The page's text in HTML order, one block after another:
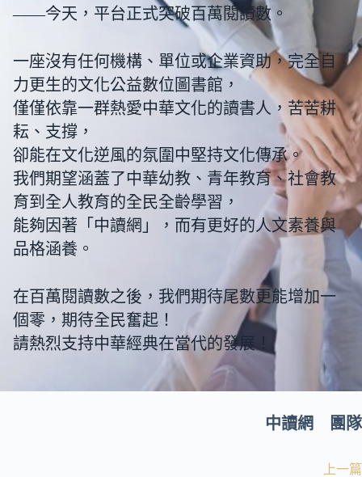
——今天，平台正式突破百萬閱讀數。
一座沒有任何機構、單位或企業資助，完全自
力更生的文化公益數位圖書館，
僅僅依靠一群熱愛中華文化的讀書人，苦苦耕
耘、支撐，
卻能在文化逆風的氛圍中堅持文化傳承。
我們期望涵蓋了中華幼教、青年教育、社會教
育到全人教育的全民全齡學習，
能夠因著「中讀網」，而有更好的人文素養與
品格涵養。
在百萬閱讀數之後，我們期待尾數更能增加一
個零，期待全民奮起！
請熱烈支持中華經典在當代的發展！
中讀網 團隊
上一篇